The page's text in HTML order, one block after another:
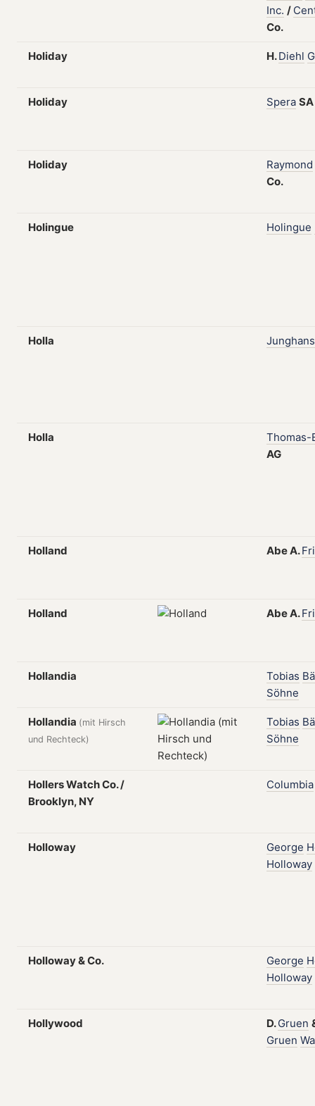
Inc. /
Co.
Holiday H.Diehl
Holiday Spera SA
Holiday
Raymond
Co.
Holingue Holingue
Holla
Holla
Thomas-
AG
Holland AbeA.
Holland AbeA.
Hollandia Tobias
Söhne
Hollandia (mit Hirsch
und Rechteck)
Tobias
Söhne
Hollers Watch Co. /
Brooklyn, NY
Columbia
Holloway George
Holloway
Holloway & Co. George
Holloway
Hollywood D.Gruen
Gruen